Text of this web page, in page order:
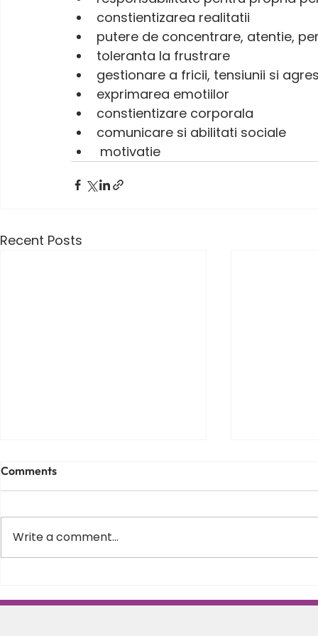
constientizarea realitatii
putere de concentrare, atentie,
toleranta la frustrare
gestionare a fricii, tensiunii si
exprimarea emotiilor
constientizare corporala
comunicare si abilitati sociale
motivatie
Recent Posts
apare, cum il recunosti si
Schroth in
Comments
Write a comment...